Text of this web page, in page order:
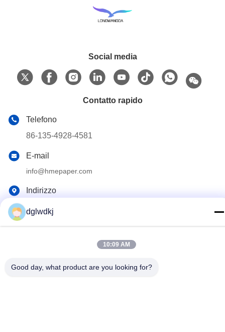
Social media
Contatto rapido
Telefono
86-135-4928-4581
E-mail
info@hmepaper.com
Indirizzo
zona high-tech di Zhongkai, città di Huizhou, provincia di
Guangdong, Cina
dglwdkj
10:09 AM
Good day, what product are you looking for?